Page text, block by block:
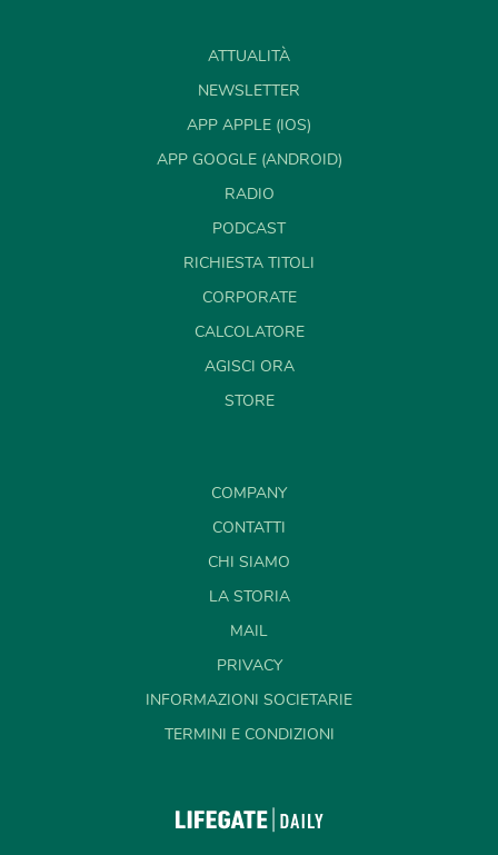
ATTUALITÀ
NEWSLETTER
APP APPLE (IOS)
APP GOOGLE (ANDROID)
RADIO
PODCAST
RICHIESTA TITOLI
CORPORATE
CALCOLATORE
AGISCI ORA
STORE
COMPANY
CONTATTI
CHI SIAMO
LA STORIA
MAIL
PRIVACY
INFORMAZIONI SOCIETARIE
TERMINI E CONDIZIONI